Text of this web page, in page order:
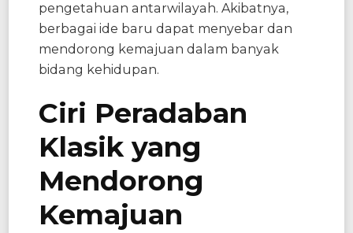
pengetahuan antarwilayah. Akibatnya,
berbagai ide baru dapat menyebar dan
mendorong kemajuan dalam banyak
bidang kehidupan.
Ciri Peradaban
Klasik yang
Mendorong
Kemajuan